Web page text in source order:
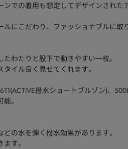
での着用も想定してデザインされた
にこだわり、ファッショナブルに取
わたりと股下で動きやすい一枚。
イル良く見せてくれます。
撥水ショートブルゾン)、
。
の水を弾く撥水効果があります。
す。